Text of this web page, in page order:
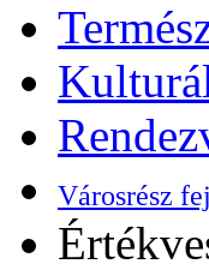
Városrész